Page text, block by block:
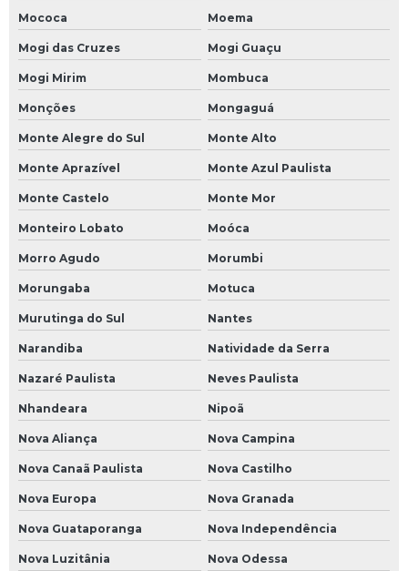
Mococa Moema
Mogi das Cruzes Mogi Guaçu
Mogi Mirim Mombuca
Monções Mongaguá
Monte Alegre do Sul Monte Alto
Monte Aprazível Monte Azul Paulista
Monte Castelo Monte Mor
Monteiro Lobato Moóca
Morro Agudo Morumbi
Morungaba Motuca
Murutinga do Sul Nantes
Narandiba Natividade da Serra
Nazaré Paulista Neves Paulista
Nhandeara Nipoã
Nova Aliança Nova Campina
Nova Canaã Paulista Nova Castilho
Nova Europa Nova Granada
Nova Guataporanga Nova Independência
Nova Luzitânia Nova Odessa